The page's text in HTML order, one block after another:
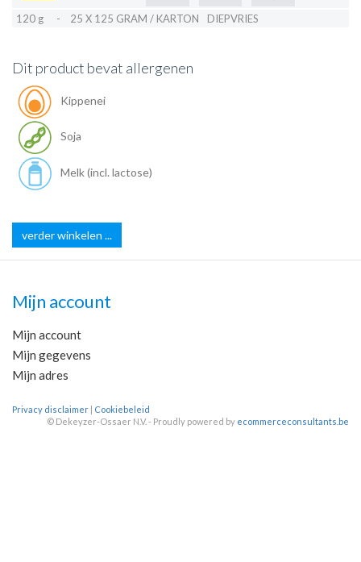
120 g - 25 X 125 GRAM / KARTON DIEPVRIES
Dit product bevat allergenen
Kippenei
Soja
Melk (incl. lactose)
verder winkelen ...
Mijn account
Mijn account
Mijn gegevens
Mijn adres
Privacy disclaimer | Cookiebeleid
© Dekeyzer-Ossaer N.V. - Proudly powered by ecommerceconsultants.be